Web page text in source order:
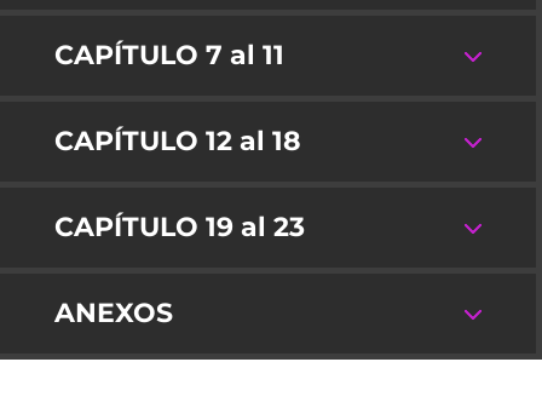
CAPÍTULO 7 al 11
CAPÍTULO 12 al 18
CAPÍTULO 19 al 23
ANEXOS